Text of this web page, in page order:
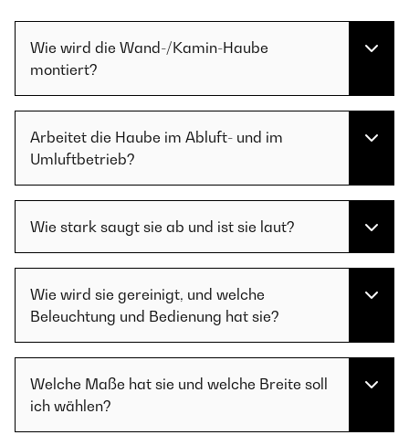
Wie wird die Wand-/Kamin-Haube
montiert?
Arbeitet die Haube im Abluft- und im
Umluftbetrieb?
Wie stark saugt sie ab und ist sie laut?
Wie wird sie gereinigt, und welche
Beleuchtung und Bedienung hat sie?
Welche Maße hat sie und welche Breite soll
ich wählen?